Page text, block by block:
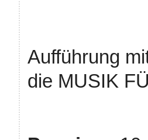
Aufführung
die MUSIK